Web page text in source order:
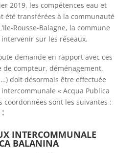
2019, les compétences eau et
été transférées à la communauté
Rousse-Balagne, la commune
sur les réseaux.
demande en rapport avec ces
de compteur, déménagement,
doit désormais être effectuée
« Acqua Publica
coordonnées sont les suivantes :
INTERCOMMUNALE
BALANINA